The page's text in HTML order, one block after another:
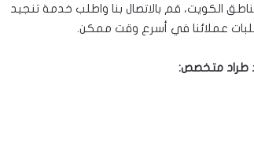
قم بالاتصال بنا واطلب خدمة تنجيد
طراد متخصص: